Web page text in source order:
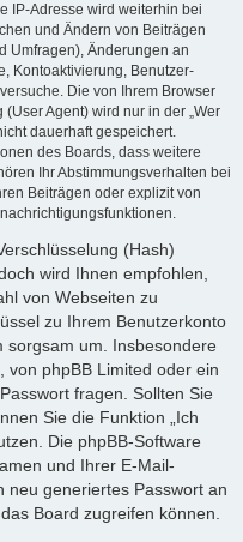
IP-Adresse wird weiterhin bei
und Ändern von Beiträgen
Umfragen), Änderungen an
Kontoaktivierung, Benutzer-
Die von Ihrem Browser
Agent) wird nur in der „Wer
dauerhaft gespeichert.
des Boards, dass weitere
Ihr Abstimmungsverhalten bei
Beiträgen oder explizit von
(Hash)
wird Ihnen empfohlen,
von Webseiten zu
zu Ihrem Benutzerkonto
sorgsam um. Insbesondere
von phpBB Limited oder ein
fragen. Sollten Sie
Sie die Funktion „Ich
Die phpBB-Software
und Ihrer E-Mail-
neu generiertes Passwort an
Board zugreifen können.